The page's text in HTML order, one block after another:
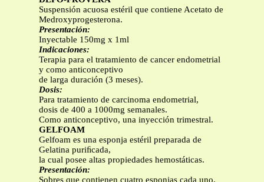
Suspensión acuosa estéril que contiene Acetato de
Medroxyprogesterona.
Presentación:
Inyectable 150mg x 1ml
Indicaciones:
Terapia para el tratamiento de cancer endometrial
y como anticonceptivo
de larga duración (3 meses).
Dosis:
Para tratamiento de carcinoma endometrial,
dosis de 400 a 1000mg semanales.
Como anticonceptivo, una inyección trimestral.
GELFOAM
Gelfoam es una esponja estéril preparada de
Gelatina puriﬁcada,
la cual posee altas propiedades hemostáticas.
Presentación:
Sobres que contienen cuatro esponjas cada uno.